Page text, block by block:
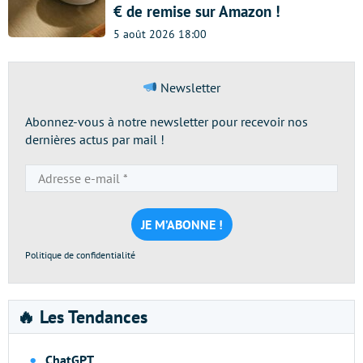
€ de remise sur Amazon !
5 août 2026 18:00
Newsletter
Abonnez-vous à notre newsletter pour recevoir nos
dernières actus par mail !
e-
mail
*
Politique de confidentialité
🔥 Les Tendances
ChatGPT